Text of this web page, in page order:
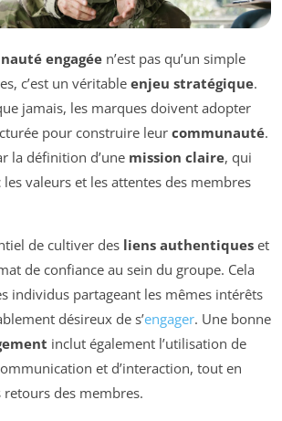
engagée n’est pas qu’un simple
c’est un véritable enjeu stratégique.
jamais, les marques doivent adopter
pour construire leur communauté.
la définition d’une mission claire, qui
valeurs et les attentes des membres
de cultiver des liens authentiques et
de confiance au sein du groupe. Cela
individus partageant les mêmes intérêts
désireux de s’engager. Une bonne
inclut également l’utilisation de
et d’interaction, tout en
des membres.